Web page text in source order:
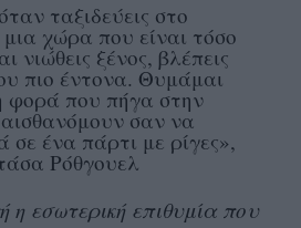
ταξιδεύεις στο
χώρα που είναι τόσο
νιώθεις ξένος, βλέπεις
πιο έντονα. Θυμάμαι
φορά που πήγα στην
σαν να
ένα πάρτι με ρίγες»,
Ρόθγουελ
η εσωτερική επιθυμία που